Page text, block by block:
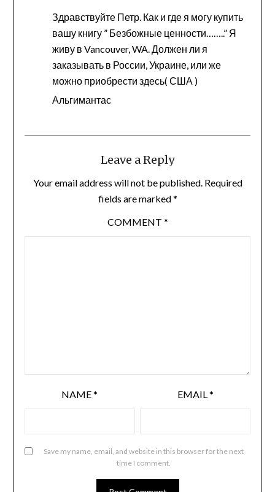
Здравствуйте Петр. Как и где я могу купить
вашу книгу ” Безбожные ценности……..” Я
живу в Vancouver, WA. Должен ли я
заказывать в России, Украине, или же
можно приобрести здесь( США )
Альгимантас
Leave a Reply
Your email address will not be published. Required
fields are marked*
COMMENT *
NAME* EMAIL*
Save my name, email, and website in this browser for the next
time I comment.